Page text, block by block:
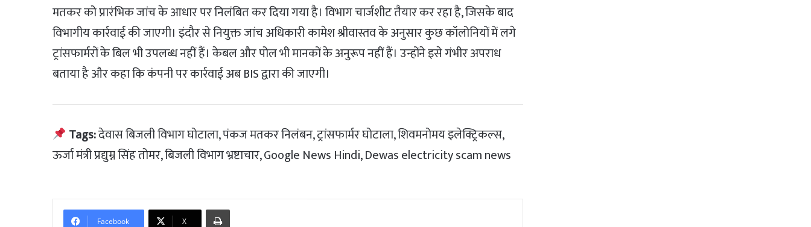
मतकर को प्रारंभिक जांच के आधार पर निलंबित कर दिया गया है। विभाग चार्जशीट तैयार कर रहा है, जिसके बाद
विभागीय कार्रवाई की जाएगी। इंदौर से नियुक्त जांच अधिकारी कामेश श्रीवास्तव के अनुसार कुछ कॉलोनियों में लगे
ट्रांसफार्मरों के बिल भी उपलब्ध नहीं हैं। केबल और पोल भी मानकों के अनुरूप नहीं हैं। उन्होंने इसे गंभीर अपराध
बताया है और कहा कि कंपनी पर कार्रवाई अब BIS द्वारा की जाएगी।
Tags:देवास बिजली विभाग घोटाला, पंकज मतकर निलंबन, ट्रांसफार्मर घोटाला, शिवमनोमय इलेक्ट्रिकल्स,
ऊर्जा मंत्री प्रद्युम्न सिंह तोमर, बिजली विभाग भ्रष्टाचार, Google News Hindi, Dewas electricity scam news
Facebook X
Print